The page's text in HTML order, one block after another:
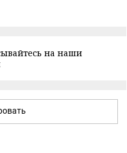
на наши